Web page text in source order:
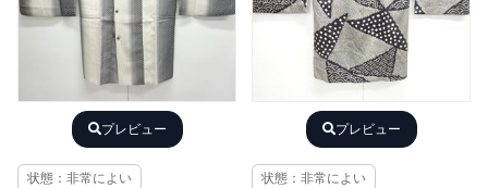
プレビュー
状態：非常によい
プレビュー
状態：非常によい